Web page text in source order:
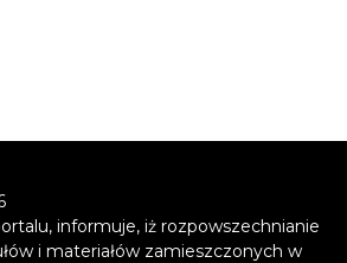
informuje, iż rozpowszechnianie
i materiałów zamieszczonych w